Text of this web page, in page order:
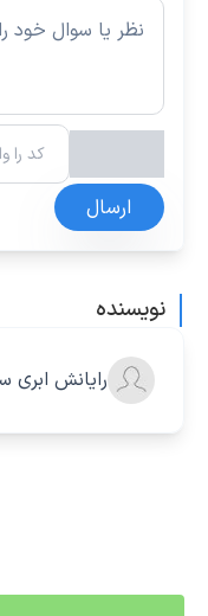
ارسال
نویسنده
رایانش ابری